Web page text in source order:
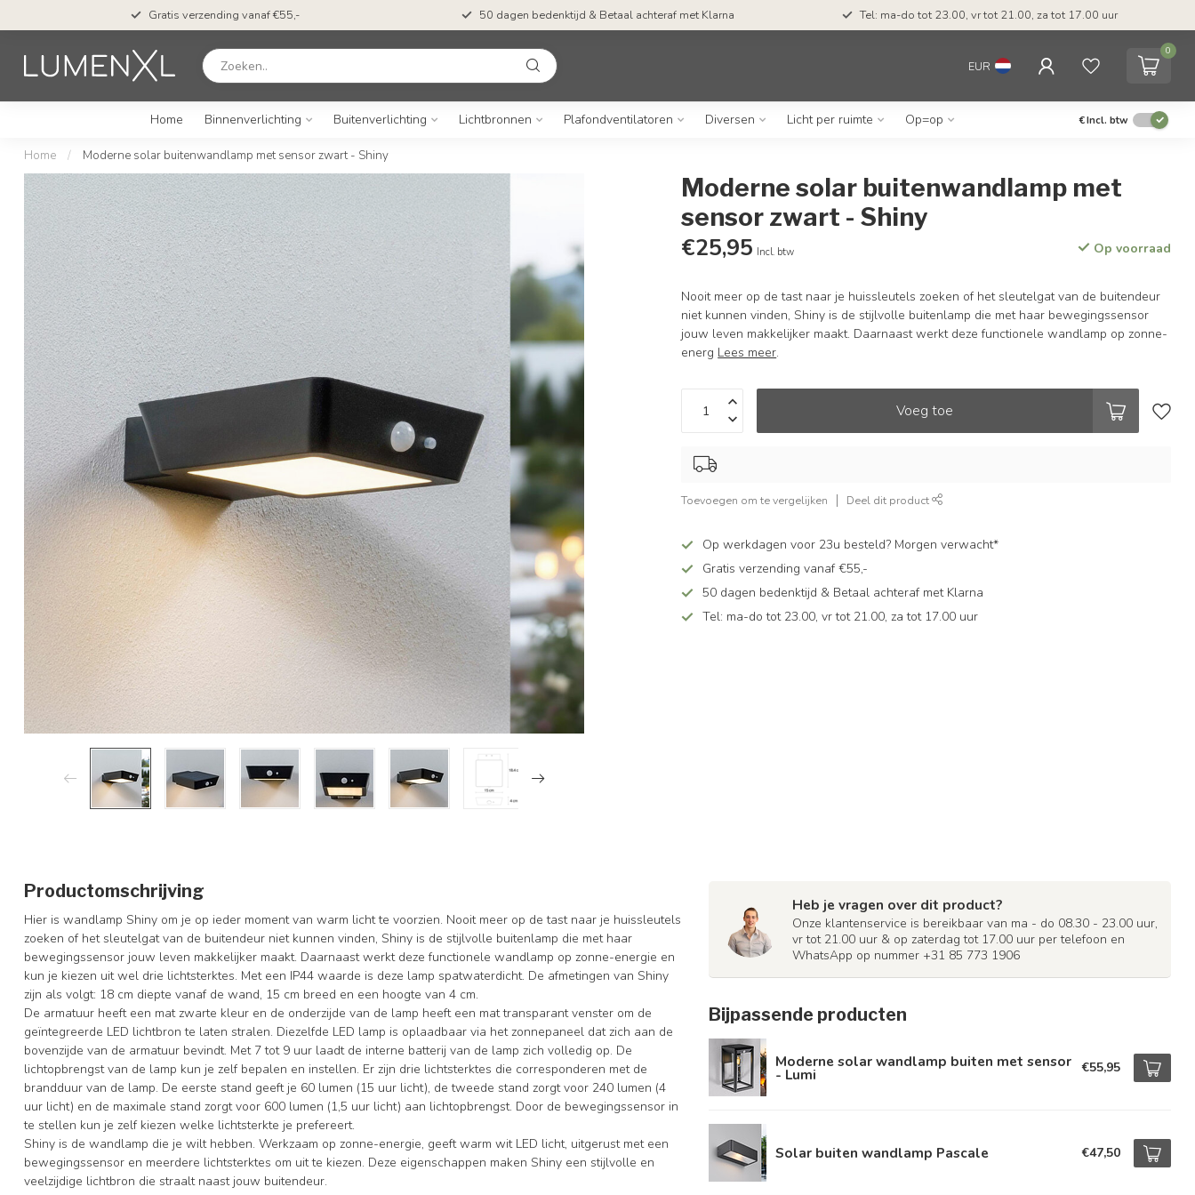
Gratis verzending vanaf €55,- 50 dagen bedenktijd & Betaal achteraf met Klarna Tel: ma-do tot 23.00, vr tot 21.00, za tot 17.00 uur
EUR
0
Home Binnenverlichting Buitenverlichting Lichtbronnen Plafondventilatoren Diversen Licht per ruimte Op=op €Incl. btw
Home / Moderne solar buitenwandlamp met sensor zwart - Shiny
Moderne solar buitenwandlamp met
sensor zwart - Shiny
€25,95 Incl. btw Op voorraad
Nooit meer op de tast naar je huissleutels zoeken of het sleutelgat van de buitendeur
niet kunnen vinden, Shiny is de stijlvolle buitenlamp die met haar bewegingssensor
jouw leven makkelijker maakt. Daarnaast werkt deze functionele wandlamp op zonne-
energ Lees meer.
Voeg toe
Toevoegen om te vergelijken Deel dit product
Op werkdagen voor 23u besteld? Morgen verwacht*
Gratis verzending vanaf €55,-
50 dagen bedenktijd & Betaal achteraf met Klarna
Tel: ma-do tot 23.00, vr tot 21.00, za tot 17.00 uur
Productomschrijving
Hier is wandlamp Shiny om je op ieder moment van warm licht te voorzien. Nooit meer op de tast naar je huissleutels
zoeken of het sleutelgat van de buitendeur niet kunnen vinden, Shiny is de stijlvolle buitenlamp die met haar
bewegingssensor jouw leven makkelijker maakt. Daarnaast werkt deze functionele wandlamp op zonne-energie en
kun je kiezen uit wel drie lichtsterktes. Met een IP44 waarde is deze lamp spatwaterdicht. De afmetingen van Shiny
zijn als volgt: 18 cm diepte vanaf de wand, 15 cm breed en een hoogte van 4 cm.
De armatuur heeft een mat zwarte kleur en de onderzijde van de lamp heeft een mat transparant venster om de
geïntegreerde LED lichtbron te laten stralen. Diezelfde LED lamp is oplaadbaar via het zonnepaneel dat zich aan de
bovenzijde van de armatuur bevindt. Met 7 tot 9 uur laadt de interne batterij van de lamp zich volledig op. De
lichtopbrengst van de lamp kun je zelf bepalen en instellen. Er zijn drie lichtsterktes die corresponderen met de
brandduur van de lamp. De eerste stand geeft je 60 lumen (15 uur licht), de tweede stand zorgt voor 240 lumen (4
uur licht) en de maximale stand zorgt voor 600 lumen (1,5 uur licht) aan lichtopbrengst. Door de bewegingssensor in
te stellen kun je zelf kiezen welke lichtsterkte je prefereert.
Shiny is de wandlamp die je wilt hebben. Werkzaam op zonne-energie, geeft warm wit LED licht, uitgerust met een
bewegingssensor en meerdere lichtsterktes om uit te kiezen. Deze eigenschappen maken Shiny een stijlvolle en
veelzijdige lichtbron die straalt naast jouw buitendeur.
Heb je vragen over dit product?
Onze klantenservice is bereikbaar van ma - do 08.30 - 23.00 uur,
vr tot 21.00 uur & op zaterdag tot 17.00 uur per telefoon en
WhatsApp op nummer +31 85 773 1906
Bijpassende producten
Moderne solar wandlamp buiten met sensor
- Lumi €55,95
Solar buiten wandlamp Pascale €47,50